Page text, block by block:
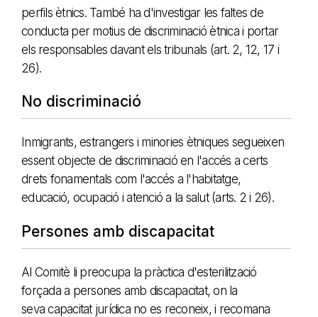
perfils ètnics. També ha d'investigar les faltes de
conducta per motius de discriminació ètnica i portar
els responsables davant els tribunals (art. 2, 12, 17 i
26).
No discriminació
Inmigrants, estrangers i minories ètniques segueixen
essent objecte de discriminació en l'accés a certs
drets fonamentals com l'accés a l'habitatge,
educació, ocupació i atenció a la salut(arts. 2 i 26).
Persones amb discapacitat
Al Comitè li preocupa la pràctica d'esterilització
forçada a persones amb discapacitat, on la
seva capacitat jurídica no es reconeix, i recomana